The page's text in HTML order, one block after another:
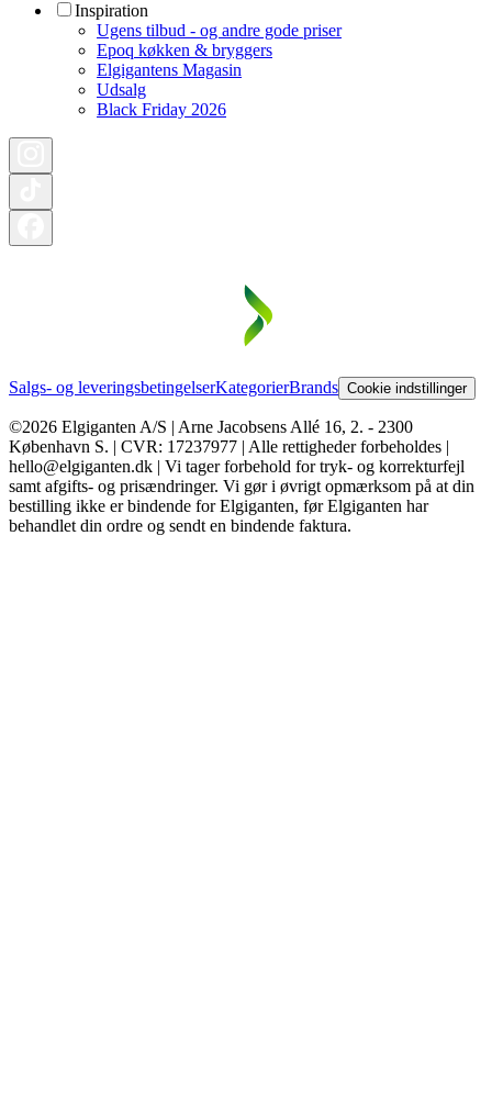
Inspiration
Ugens tilbud - og andre gode priser
Epoq køkken & bryggers
Elgigantens Magasin
Udsalg
Black Friday 2026
Salgs- og leveringsbetingelserKategorierBrands Cookie indstillinger
©2026 Elgiganten A/S | Arne Jacobsens Allé 16, 2. - 2300
København S. | CVR: 17237977 | Alle rettigheder forbeholdes |
hello@elgiganten.dk | Vi tager forbehold for tryk- og korrekturfejl
samt afgifts- og prisændringer. Vi gør i øvrigt opmærksom på at din
bestilling ikke er bindende for Elgiganten, før Elgiganten har
behandlet din ordre og sendt en bindende faktura.